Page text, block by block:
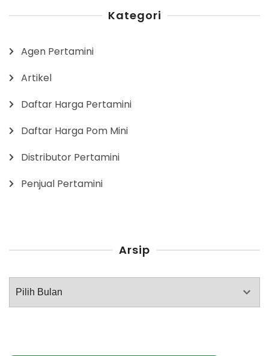
Kategori
Agen Pertamini
Artikel
Daftar Harga Pertamini
Daftar Harga Pom Mini
Distributor Pertamini
Penjual Pertamini
Arsip
Arsip